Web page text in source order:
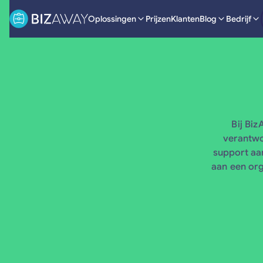
Oplossingen PrijzenKlantenBlog Bedrijf
Bij
support
aan een